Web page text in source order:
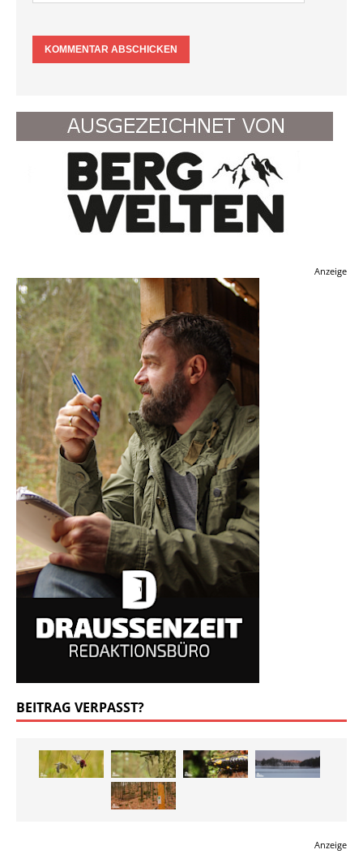
BEITRAG VERPASST?
BLEIB DRAN BEI
UNSERE TOUREN
SUCHE
BLEIB IN VERBINDUNG
LOKALES WETTER
Wetter Bad Schandau
Freitag, 07.08.2026
13 / 24°C